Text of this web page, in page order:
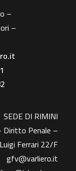
–
–
SEDE DI RIMINI
Diritto Penale –
Ferrari 22/F
gfv@varliero.it